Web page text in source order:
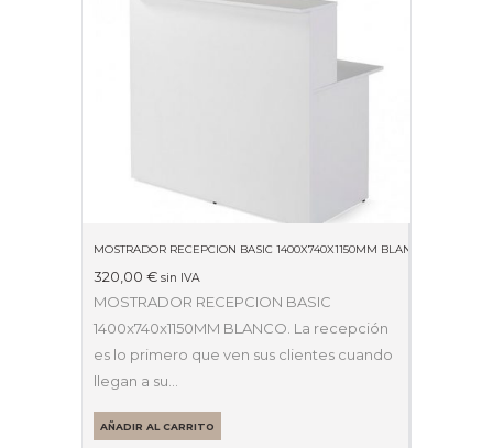
MOSTRADOR RECEPCION BASIC 1400X740X1150MM BLANCO
320,00 € sin IVA
MOSTRADOR RECEPCION BASIC
1400x740x1150MM BLANCO. La recepción
es lo primero que ven sus clientes cuando
llegan a su…
AÑADIR AL CARRITO